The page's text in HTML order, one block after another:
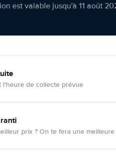
est valable jusqu'à 11 août
l'heure de collecte prévue
prix ? On te fera une